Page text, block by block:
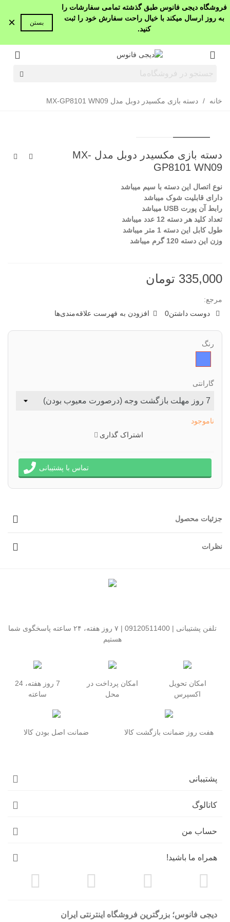
فروشگاه دیجی فانوس طبق گذشته تمامی سفارشات را
به روز ارسال میکند با خیال راحت سفارش خود را ثبت
کنید.
بستن ×
خانه / دسته بازی مکسیدر دوبل مدل MX-GP8101 WN09
دسته بازی مکسیدر دوبل مدل MX-
GP8101 WN09
نوع اتصال این دسته با سیم میباشد
دارای قابلیت شوک میباشد
رابط آن پورت USB میباشد
تعداد کلید هر دسته 12 عدد میباشد
طول کابل این دسته 1 متر میباشد
وزن این دسته 120 گرم میباشد
335,000 تومان
مرجع:
دوست داشتن0 افزودن به فهرست علاقه‌مندی‌ها
رنگ
تیره
گارانتی
ناموجود
اشتراک گذاری
تماس با پشتیبانی
جزئیات محصول
نظرات
تلفن پشتیبانی | 09120511400 | ۷ روز هفته، ۲۴ ساعته پاسخگوی شما
هستیم
امکان تحویل
اکسپرس
امکان پرداخت در
محل
7 روز هفته، 24
ساعته
هفت روز ضمانت بازگشت کالا ضمانت اصل بودن کالا
پشتیبانی
کاتالوگ
حساب من
همراه ما باشید!
دیجی فانوس؛ بزرگترین فروشگاه اینترنتی ایران